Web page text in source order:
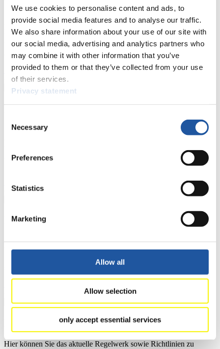
We use cookies to personalise content and ads, to
provide social media features and to analyse our traffic.
We also share information about your use of our site with
our social media, advertising and analytics partners who
may combine it with other information that you’ve
provided to them or that they’ve collected from your use
of their services.
Privacy statement
Selection
Necessary
Preferences
Statistics
Marketing
Allow all
Allow selection
only accept essential services
Hier finden Sie Informationen für Presse- und Medienvertreter. Sie
haben Zugriff auf Athletenbiographien und Informationen zu
Wettkämpfen. Außerdem können Sie Ihre Medienakkreditierung
beantragen, die Grundregeln des Rennrodelsports einsehen und
allgemeine Neuigkeiten einholen.
>> Weiter
Für Nationale Verbände
Hier können Sie sich über allgemeine Neuigkeiten informieren, das
Ausschreibungen für Wettkämpfe herunterladen, sowie auf die
Für Ausrichter
Hier können Sie das aktuelle Regelwerk sowie Richtlinien zu
Wettkämpfen, Anti-Doping und Fairplay einsehen, sich über
Kontaktpersonen für Wettkämpfe und Sponsoren informieren,
sowie Informationen über Wettkämpfe abrufen.
Für Athleten
Hier können Sie das aktuelle Regelwerk sowie Richtlinien zu